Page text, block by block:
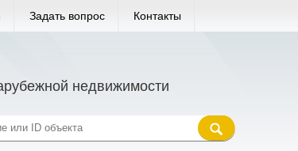
Задать вопрос Контакты
недвижимости